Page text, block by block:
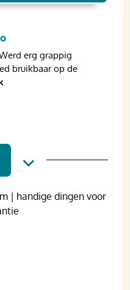
erg grappig
bruikbaar op de
| handige dingen voor